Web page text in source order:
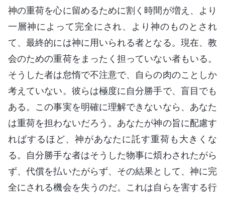
神の重荷を心に留めるために割く時間が増え、より
一層神によって完全にされ、より神のものとされ
て、最終的には神に用いられる者となる。現在、教
会のための重荷をまったく担っていない者もいる。
そうした者は怠惰で不注意で、自らの肉のことしか
考えていない。彼らは極度に自分勝手で、盲目でも
ある。この事実を明確に理解できないなら、あなた
は重荷を担わないだろう。あなたが神の旨に配慮す
ればするほど、神があなたに託す重荷も大きくな
る。自分勝手な者はそうした物事に煩わされたがら
ず、代償を払いたがらず、その結果として、神に完
全にされる機会を失うのだ。これは自らを害する行